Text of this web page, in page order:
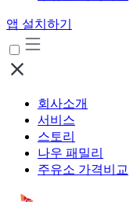
앱 설치하기
회사소개
서비스
스토리
나우 패밀리
주유소 가격비교